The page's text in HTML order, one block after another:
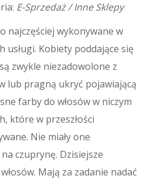
Wnętrz
Łazienki
Odzież
Sport
RTV, AGD
Dla Zwierząt
Rośliny
Chemia
Spożywcze
Eksploatacyjne
Sklepy
E-Sprzedaż / Inne Sklepy
najczęściej wykonywane w
usługi. Kobiety poddające się
zwykle niezadowolone z
lub pragną ukryć pojawiającą
farby do włosów w niczym
które w przeszłości
Nie miały one
czuprynę. Dzisiejsze
Mają za zadanie nadać